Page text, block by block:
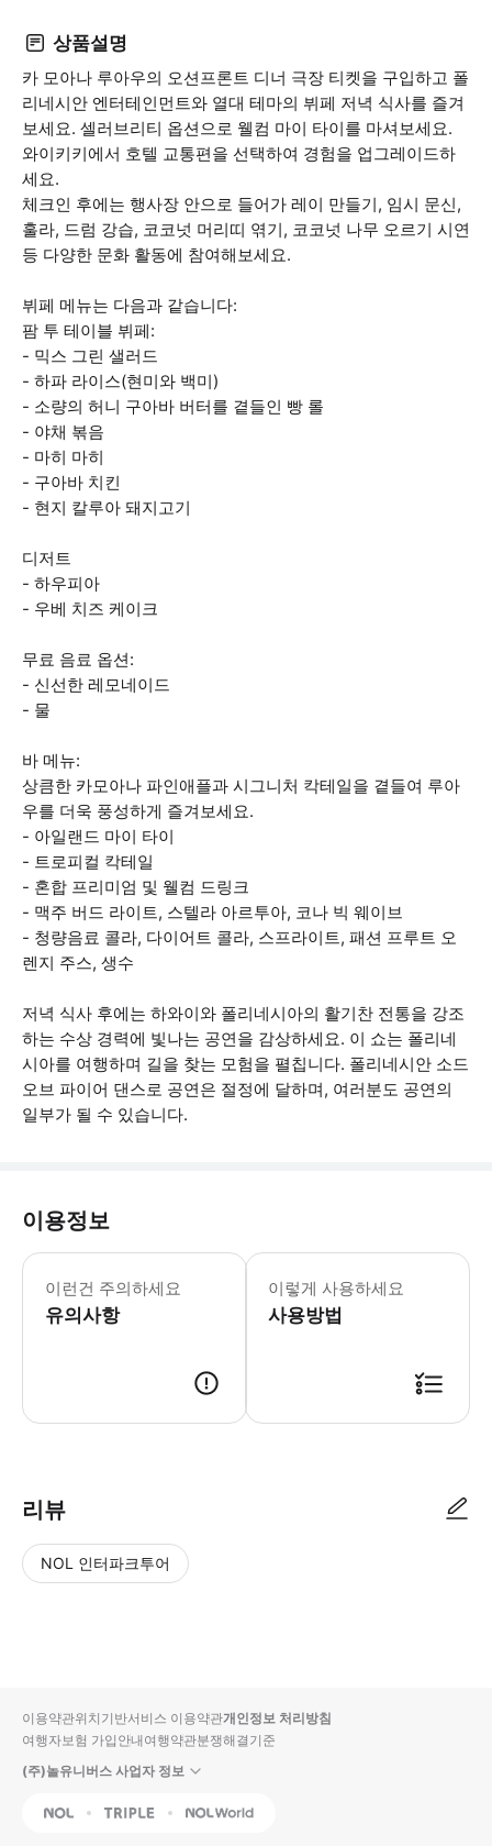
상품설명
카 모아나 루아우의 오션프론트 디너 극장 티켓을 구입하고 폴
리네시안 엔터테인먼트와 열대 테마의 뷔페 저녁 식사를 즐겨
보세요. 셀러브리티 옵션으로 웰컴 마이 타이를 마셔보세요.
와이키키에서 호텔 교통편을 선택하여 경험을 업그레이드하
세요.
체크인 후에는 행사장 안으로 들어가 레이 만들기, 임시 문신,
훌라, 드럼 강습, 코코넛 머리띠 엮기, 코코넛 나무 오르기 시연
등 다양한 문화 활동에 참여해보세요.
뷔페 메뉴는 다음과 같습니다:
팜 투 테이블 뷔페:
- 믹스 그린 샐러드
- 하파 라이스(현미와 백미)
- 소량의 허니 구아바 버터를 곁들인 빵 롤
- 야채 볶음
- 마히 마히
- 구아바 치킨
- 현지 칼루아 돼지고기
디저트
- 하우피아
- 우베 치즈 케이크
무료 음료 옵션:
- 신선한 레모네이드
- 물
바 메뉴:
상큼한 카모아나 파인애플과 시그니처 칵테일을 곁들여 루아
우를 더욱 풍성하게 즐겨보세요.
- 아일랜드 마이 타이
- 트로피컬 칵테일
- 혼합 프리미엄 및 웰컴 드링크
- 맥주 버드 라이트, 스텔라 아르투아, 코나 빅 웨이브
- 청량음료 콜라, 다이어트 콜라, 스프라이트, 패션 프루트 오
렌지 주스, 생수
저녁 식사 후에는 하와이와 폴리네시아의 활기찬 전통을 강조
하는 수상 경력에 빛나는 공연을 감상하세요. 이 쇼는 폴리네
시아를 여행하며 길을 찾는 모험을 펼칩니다. 폴리네시안 소드
오브 파이어 댄스로 공연은 절정에 달하며, 여러분도 공연의
일부가 될 수 있습니다.
이용정보
이런건 주의하세요
유의사항
이 활동은 비가 오나 눈이 오나 진행
이렇게 사용하세요
사용방법
리뷰
NOL 인터파크투어
입니
다.
순
상
이용약관위치기반서비스 이용약관개인정보 처리방침
여행자보험 가입안내여행약관분쟁해결기준
(주)놀유니버스 사업자 정보
NOL Triple Interpark Global